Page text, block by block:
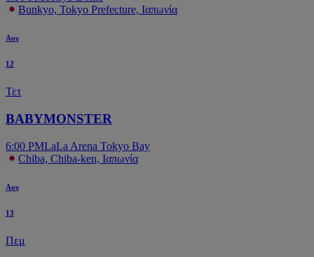
Bunkyo, Tokyo Prefecture, Ιαπωνία
Αυγ
12
Τετ
BABYMONSTER
6:00 PMLaLa Arena Tokyo Bay
Chiba, Chiba-ken, Ιαπωνία
Αυγ
13
Πεμ